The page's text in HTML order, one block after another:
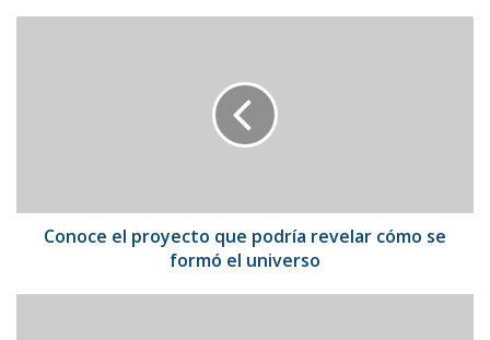
formó
Conoce el proyecto que podría revelar cómo se
formó el universo